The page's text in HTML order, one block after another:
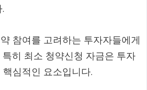
참여를 고려하는 투자자들에게
히 최소 청약신청 자금은 투자
심적인 요소입니다.